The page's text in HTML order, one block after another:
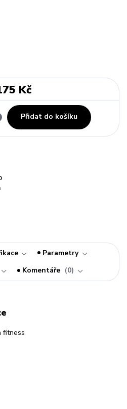
Kč
Přidat do košíku
Parametry
Komentáře 0
fitness